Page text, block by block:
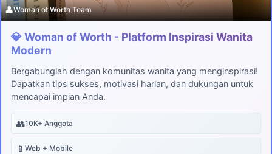
👤Woman of Worth Team
💎 Woman of Worth - Platform Inspirasi Wanita
Modern
Bergabunglah dengan komunitas wanita yang menginspirasi!
Dapatkan tips sukses, motivasi harian, dan dukungan untuk
mencapai impian Anda.
👥10K+ Anggota
📱 Web + Mobile